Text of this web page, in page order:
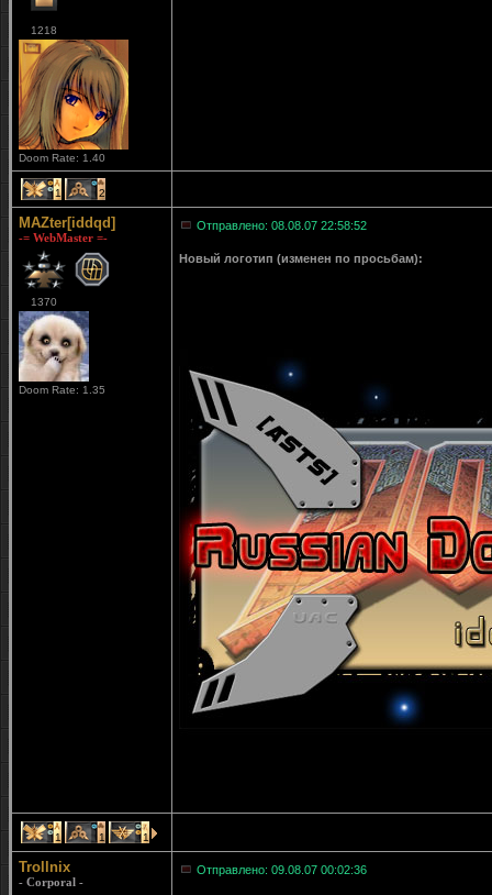
1218
Doom Rate: 1.40
1 2
MAZter[iddqd]
-= WebMaster =-
1370
Doom Rate: 1.35
Отправлено: 08.08.07 22:58:52
Новый логотип (изменен по просьбам):
1 1 1
Trollnix
- Corporal -
Отправлено: 09.08.07 00:02:36